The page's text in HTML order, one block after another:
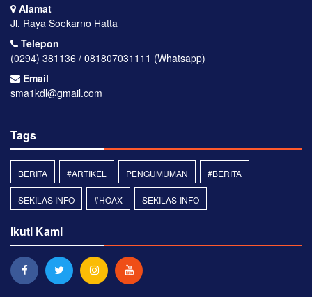
Alamat
Jl. Raya Soekarno Hatta
Telepon
(0294) 381136 / 081807031111 (Whatsapp)
Email
sma1kdl@gmail.com
Tags
BERITA #ARTIKEL PENGUMUMAN #BERITA
SEKILAS INFO #HOAX SEKILAS-INFO
Ikuti Kami